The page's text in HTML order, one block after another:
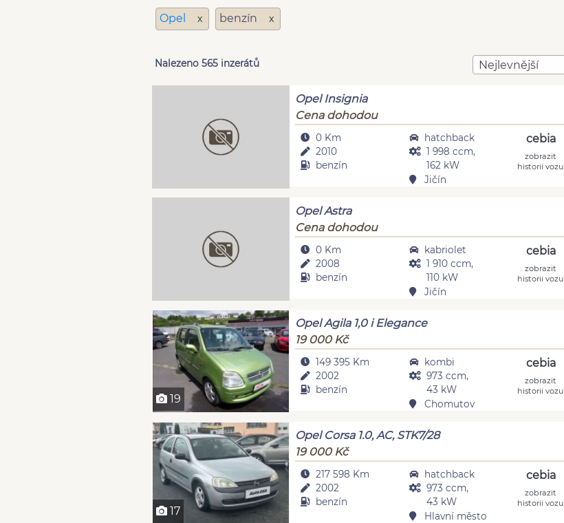
Opel
x benzín x
Nalezeno 565 inzerátů Nejlevnější
Opel Insignia
Cena dohodou
0 Km
2010
benzín
hatchback
1 998 ccm,
162 kW
Jičín
cebia
zobrazit
historii vozu
Bez fotky
Opel Astra
Cena dohodou
0 Km
2008
benzín
kabriolet
1 910 ccm,
110 kW
Jičín
cebia
zobrazit
historii vozu
19
Opel Agila 1,0 i Elegance
19 000 Kč
149 395 Km
2002
benzín
kombi
973 ccm,
43 kW
Chomutov
cebia
zobrazit
historii vozu
17
Opel Corsa 1.0, AC, STK7/28
19 000 Kč
217 598 Km
2002
benzín
hatchback
973 ccm,
43 kW
Hlavní město
cebia
zobrazit
historii vozu